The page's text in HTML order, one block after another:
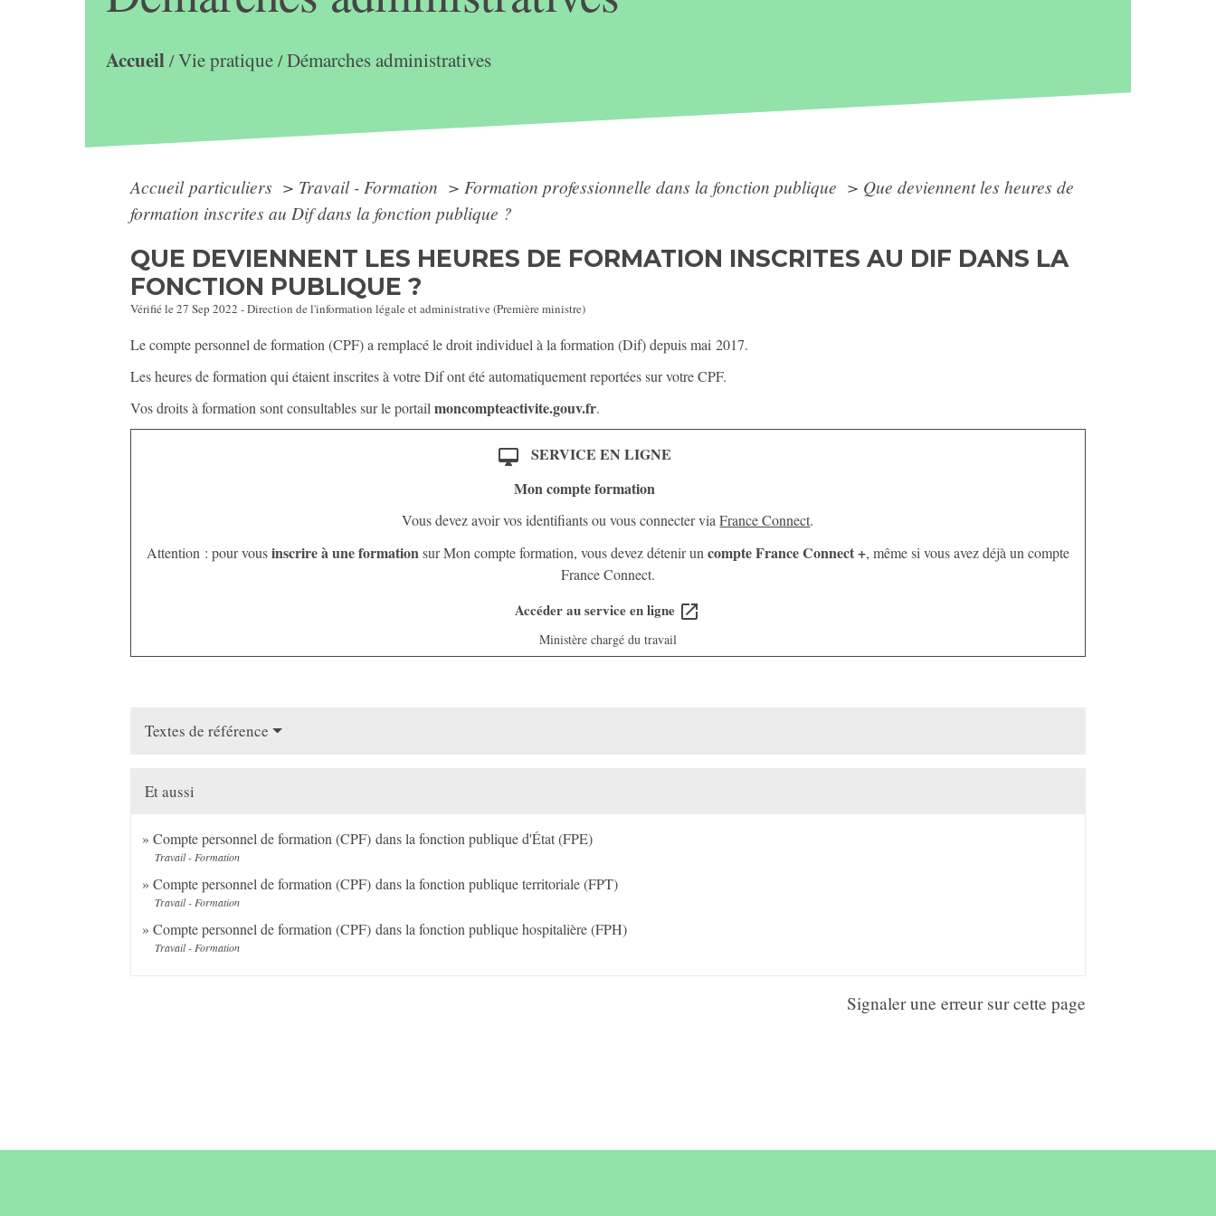
Accueil/Vie pratique/Démarches administratives
Accueil particuliers > Travail - Formation > Formation professionnelle dans la fonction publique > Que deviennent les heures de
formation inscrites au Dif dans la fonction publique ?
QUE DEVIENNENT LES HEURES DE FORMATION INSCRITES AU DIF DANS LA
FONCTION PUBLIQUE ?
Vérifié le 27 Sep 2022 - Direction de l'information légale et administrative (Première ministre)
Le compte personnel de formation (CPF) a remplacé le droit individuel à la formation (Dif) depuis mai 2017.
Les heures de formation qui étaient inscrites à votre Dif ont été automatiquement reportées sur votre CPF.
Vos droits à formation sont consultables sur le portailmoncompteactivite.gouv.fr.
desktop_mac
SERVICE EN LIGNE
Mon compte formation
Vous devez avoir vos identifiants ou vous connecter viaFrance Connect.
Attention : pour vousinscrire à une formation sur Mon compte formation, vous devez détenir un compte France Connect +, même si vous avez déjà un compte
France Connect.
Accéder au service en ligne open_in_new
Ministère chargé du travail
Textes de référence
Et aussi
Compte personnel de formation (CPF) dans la fonction publique d'État (FPE)
Travail - Formation
Compte personnel de formation (CPF) dans la fonction publique territoriale (FPT)
Travail - Formation
Compte personnel de formation (CPF) dans la fonction publique hospitalière (FPH)
Travail - Formation
Signaler une erreur sur cette page